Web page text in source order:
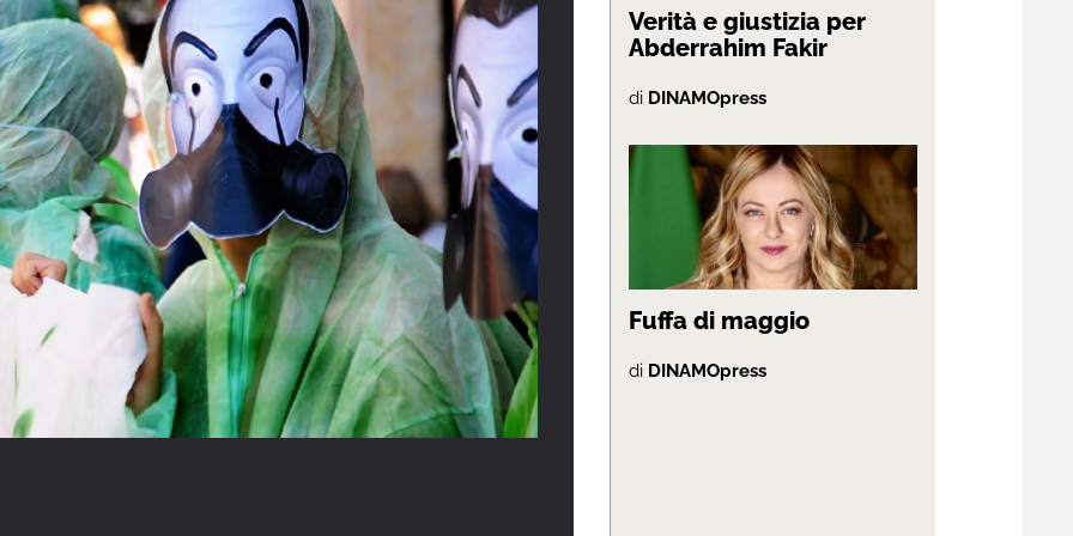
Verità e giustizia per
Abderrahim Fakir
di DINAMOpress
Fuffa di maggio
di DINAMOpress